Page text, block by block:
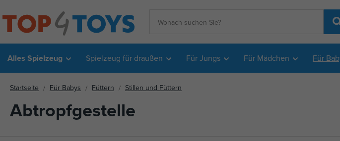
Alles Spielzeug Spielzeug für draußen Für Jungs Für Mädchen Für
Startseite Für Babys Füttern Stillen und Füttern
Abtropfgestelle